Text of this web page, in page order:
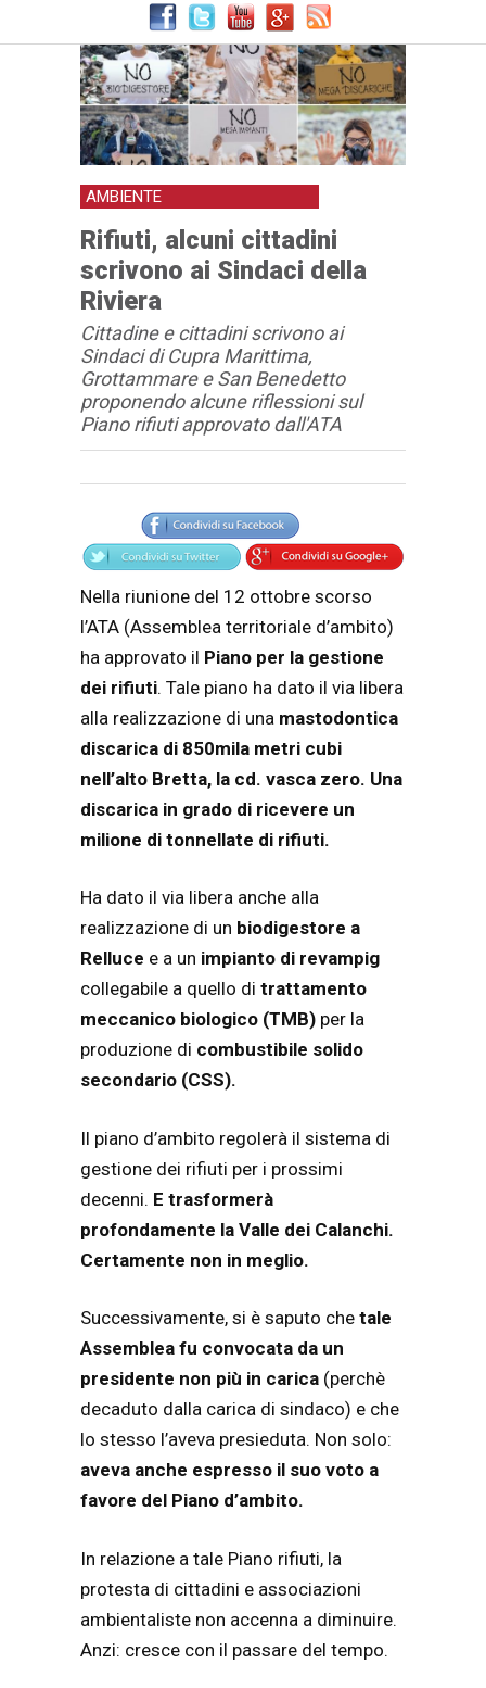
AMBIENTE
Rifiuti, alcuni cittadini
scrivono ai Sindaci della
Riviera
Cittadine e cittadini scrivono ai
Sindaci di Cupra Marittima,
Grottammare e San Benedetto
proponendo alcune riflessioni sul
Piano rifiuti approvato dall'ATA
Articolo
Testo articolo principale
Nella riunione del 12 ottobre scorso
l’ATA (Assemblea territoriale d’ambito)
ha approvato il Piano per la gestione
dei rifiuti. Tale piano ha dato il via libera
alla realizzazione di una mastodontica
discarica di 850mila metri cubi
nell’alto Bretta, la cd. vasca zero. Una
discarica in grado di ricevere un
milione di tonnellate di rifiuti.
Ha dato il via libera anche alla
realizzazione di un biodigestore a
Relluce e a un impianto di revampig
collegabile a quello di trattamento
meccanico biologico (TMB) per la
produzione di combustibile solido
secondario (CSS).
Il piano d’ambito regolerà il sistema di
gestione dei rifiuti per i prossimi
decenni. E trasformerà
profondamente la Valle dei Calanchi.
Certamente non in meglio.
Successivamente, si è saputo che tale
Assemblea fu convocata da un
presidente non più in carica (perchè
decaduto dalla carica di sindaco) e che
lo stesso l’aveva presieduta. Non solo:
aveva anche espresso il suo voto a
favore del Piano d’ambito.
In relazione a tale Piano rifiuti, la
protesta di cittadini e associazioni
ambientaliste non accenna a diminuire.
Anzi: cresce con il passare del tempo.